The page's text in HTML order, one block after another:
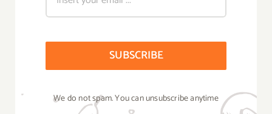
SUBSCRIBE
We do not spam. You can unsubscribe anytime